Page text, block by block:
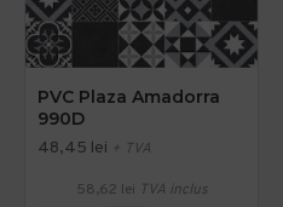
PVC Plaza Amadorra
990D
48,45 lei + TVA
58,62 lei TVA inclus